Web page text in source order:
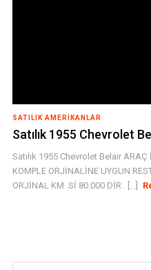
SATILIK AMERIKANLAR
Satılık 1955 Chevrolet
Satılık 1955 Chevrolet Belair
KOMPLE ORJİNALİNE UYGUN
ORJİNAL KM .Sİ 80.000 DİR . [...]